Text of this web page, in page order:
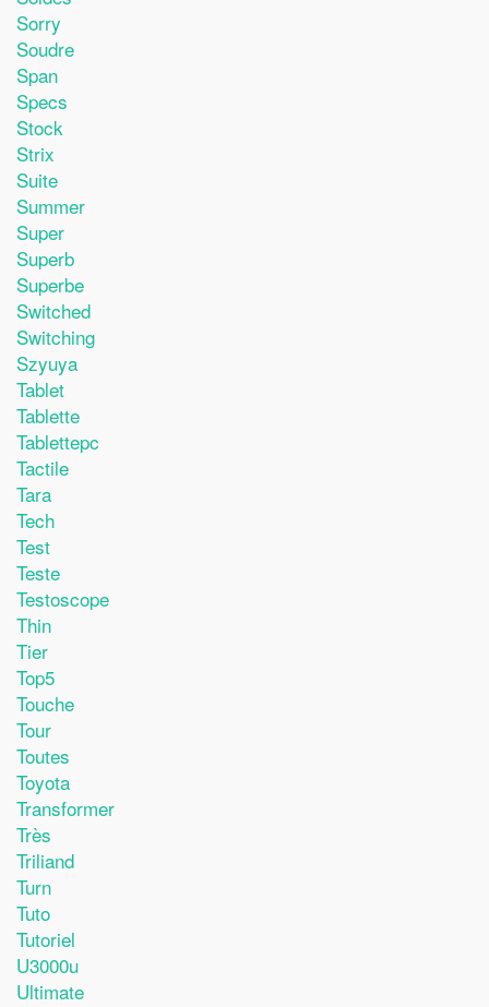
Sorry
Soudre
Span
Specs
Stock
Strix
Suite
Summer
Super
Superb
Superbe
Switched
Switching
Szyuya
Tablet
Tablette
Tablettepc
Tactile
Tara
Tech
Test
Teste
Testoscope
Thin
Tier
Top5
Touche
Tour
Toutes
Toyota
Transformer
Très
Triliand
Turn
Tuto
Tutoriel
U3000u
Ultimate